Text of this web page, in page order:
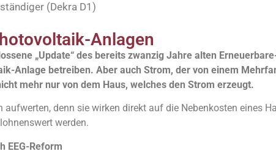
(Dekra D1)
Anlagen
„Update“ des bereits zwanzig Jahre alten
Anlage betreiben. Aber auch Strom, der von einem
mehr nur von dem Haus, welches den Strom erzeugt.
denn sie wirken direkt auf die Nebenkosten eines
werden.
EEG-Reform